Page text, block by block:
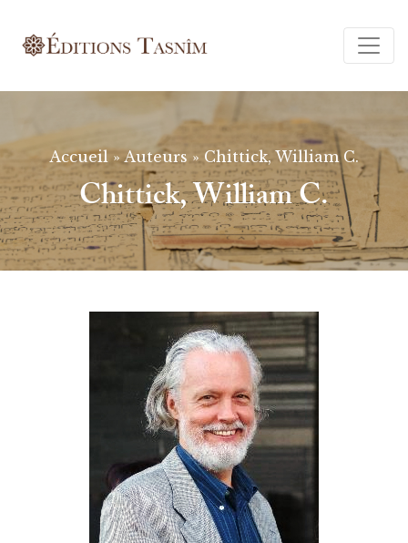
Accueil »Auteurs » Chittick, William C.
Chittick, William C.